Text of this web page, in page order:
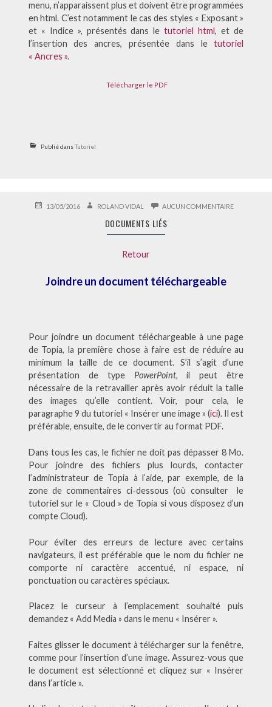
menu, n’apparaissent plus et doivent être programmées
en html. C’est notamment le cas des styles « Exposant »
et « Indice », présentés dans letutoriel html, et de
l’insertion des ancres, présentée dans letutoriel
« Ancres ».
Télécharger le PDF
Publié dansTutoriel
PUBLIÉ13/05/2016 AUTEURROLAND VIDAL AUCUN COMMENTAIRESUR
DOCUMENTS LIÉS
Retour
Joindre un document téléchargeable
Pour joindre un document téléchargeable à une page
de Topia, la première chose à faire est de réduire au
minimum la taille de ce document. S’il s’agit d’une
présentation de type PowerPoint, il peut être
nécessaire de la retravailler après avoir réduit la taille
des images qu’elle contient. Voir, pour cela, le
paragraphe 9 du tutoriel « Insérer une image » (ici). Il est
préférable, ensuite, de le convertir au format PDF.
Dans tous les cas, le fichier ne doit pas dépasser 8 Mo.
Pour joindre des fichiers plus lourds, contacter
l’administrateur de Topia à l’aide, par exemple, de la
zone de commentaires ci-dessous (où consulter le
tutoriel sur le « Cloud » de Topia si vous disposez d’un
compte Cloud).
Pour éviter des erreurs de lecture avec certains
navigateurs, il est préférable que le nom du fichier ne
comporte ni caractère accentué, ni espace, ni
ponctuation ou caractères spéciaux.
Placez le curseur à l’emplacement souhaité puis
demandez « Add Media » dans le menu « Insérer ».
Faites glisser le document à télécharger sur la fenêtre,
comme pour l’insertion d’une image. Assurez-vous que
le document est sélectionné et cliquez sur « Insérer
dans l’article ».